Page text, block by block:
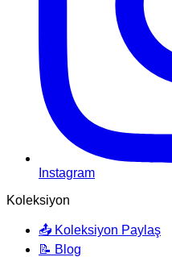
Instagram
Koleksiyon
📤 Koleksiyon Paylaş
📝 Blog